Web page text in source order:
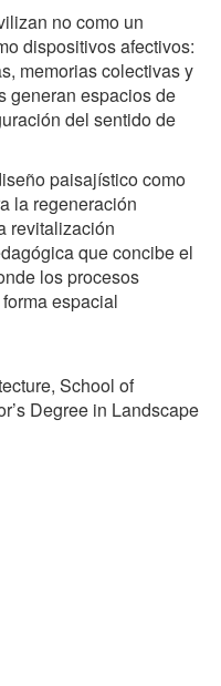
no como un
dispositivos afectivos:
memorias colectivas y
generan espacios de
del sentido de
paisajístico como
la regeneración
revitalización
que concibe el
los procesos
espacial
School of
Degree in Landscape